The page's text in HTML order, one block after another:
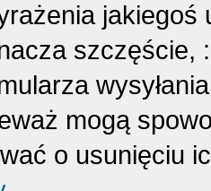
szczęście,
mogą
o usunięciu